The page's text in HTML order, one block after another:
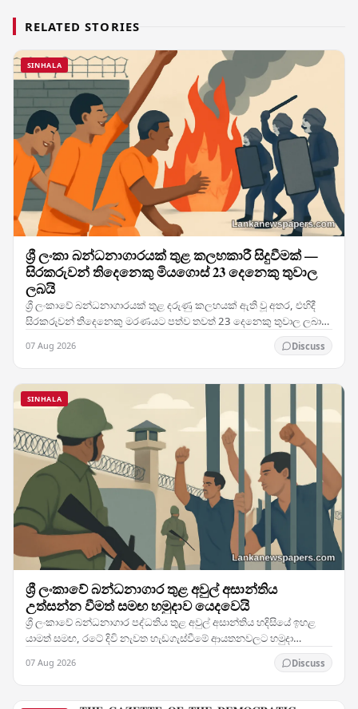
RELATED STORIES
SINHALA
ශ්‍රී ලංකා බන්ධනාගාරයක් තුළ කලහකාරී සිදුවීමක් —
සිරකරුවන් තිදෙනෙකු මියගොස් 23 දෙනෙකු තුවාල
ලබයි
ශ්‍රී ලංකාවේ බන්ධනාගාරයක් තුළ දරුණු කලහයක් ඇති වූ අතර, එහිදී
සිරකරුවන් තිදෙනෙකු මරණයට පත්ව තවත් 23 දෙනෙකු තුවාල ලබා
07 Aug 2026 Discuss
SINHALA
ශ්‍රී ලංකාවේ බන්ධනාගාර තුළ අවුල් අසාන්තිය
උත්සන්න වීමත් සමඟ හමුදාව යෙදවෙයි
ශ්‍රී ලංකාවේ බන්ධනාගාර පද්ධතිය තුළ අවුල් අසාන්තිය හදිසියේ ඉහළ
යාමත් සමඟ, රටේ දිවි නැවත හැඩගැස්වීමේ ආයතනවලට හමුදා
07 Aug 2026 Discuss